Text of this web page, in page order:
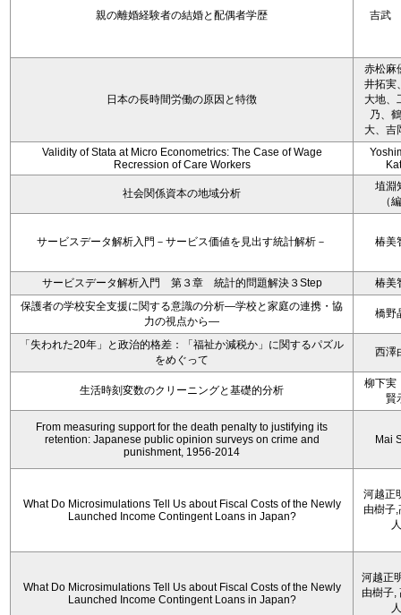
親の離婚経験者の結婚と配偶者学歴 吉武
日本の長時間労働の原因と特徴
赤松麻
井拓実
大地、
乃、
大、吉
Validity of Stata at Micro Econometrics: The Case of Wage
Recression of Care Workers
社会関係資本の地域分析
埴淵
（
サービスデータ解析入門－サービス価値を見出す統計解析－ 椿美
サービスデータ解析入門 第３章 統計的問題解決３Step
椿美
保護者の学校安全支援に関する意識の分析―学校と家庭の連携・協
力の視点から―
橋野
「失われた20年」と政治的格差：「福祉か減税か」に関するパズル
をめぐって
西澤
生活時刻変数のクリーニングと基礎的分析
柳下実
賢
From measuring support for the death penalty to justifying its
retention: Japanese public opinion surveys on crime and
punishment, 1956-2014
Mai
What Do Microsimulations Tell Us about Fiscal Costs of the Newly
Launched Income Contingent Loans in Japan?
河越正
由樹子
人
What Do Microsimulations Tell Us about Fiscal Costs of the Newly
Launched Income Contingent Loans in Japan?
河越正
由樹子,
人